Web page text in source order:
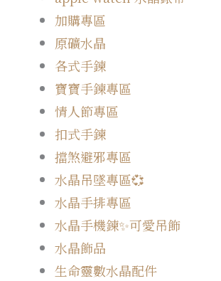
加購專區
原礦水晶
各式手鍊
寶寶手鍊專區
情人節專區
扣式手鍊
擋煞避邪專區
水晶吊墜專區💞
水晶手排專區
水晶手機鍊✨可愛吊飾
水晶飾品
生命靈數水晶配件